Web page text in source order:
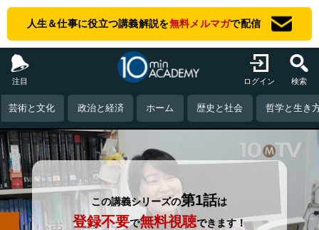
人生＆仕事に役立つ講義解説を無料メルマガで配信
注目 ログイン 検索
芸術と文化 政治と経済 ホーム 歴史と社会 哲学と生き
この講義シリーズの第1話は
登録不要で無料視聴できます！